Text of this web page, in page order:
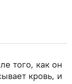
того, как он
кровь, и